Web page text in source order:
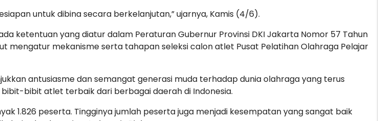
untuk dibina secara berkelanjutan,” ujarnya, Kamis (4/6).
ketentuan yang diatur dalam Peraturan Gubernur Provinsi DKI Jakarta Nomor 57 Tahun
mengatur mekanisme serta tahapan seleksi calon atlet Pusat Pelatihan Olahraga Pelajar
antusiasme dan semangat generasi muda terhadap dunia olahraga yang terus
bibit atlet terbaik dari berbagai daerah di Indonesia.
1.826 peserta. Tingginya jumlah peserta juga menjadi kesempatan yang sangat baik